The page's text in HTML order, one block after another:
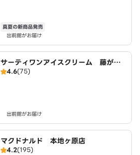
真夏の新商品発売
出前館がお届け
サーティワンアイスクリーム 藤が丘
駅前店
4.6(75)
出前館がお届け
マクドナルド 本地ヶ原店
4.2(195)